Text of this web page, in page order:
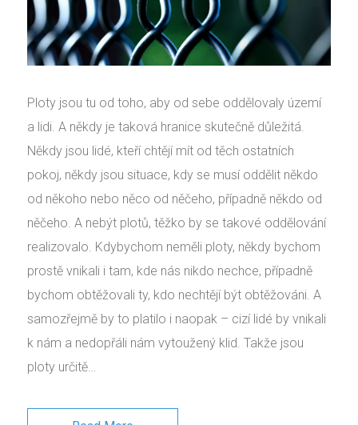
Ploty jsou tu od toho, aby od sebe oddělovaly území
a lidi. A někdy je taková hranice skutečně důležitá.
Někdy jsou lidé, kteří chtějí mít od těch ostatních
pokoj, někdy jsou situace, kdy se musí oddělit někdo
od někoho nebo něco od něčeho, případně někdo od
něčeho. A nebýt plotů, těžko by se takové oddělování
realizovalo. Kdybychom neměli ploty, někdy bychom
prostě vnikali i tam, kde nás nikdo nechce, případně
bychom obtěžovali ty, kdo nechtějí být obtěžováni. A
samozřejmě by to platilo i naopak – cizí lidé by vnikali
k nám a nedopřáli nám vytoužený klid. Takže jsou
ploty určitě…